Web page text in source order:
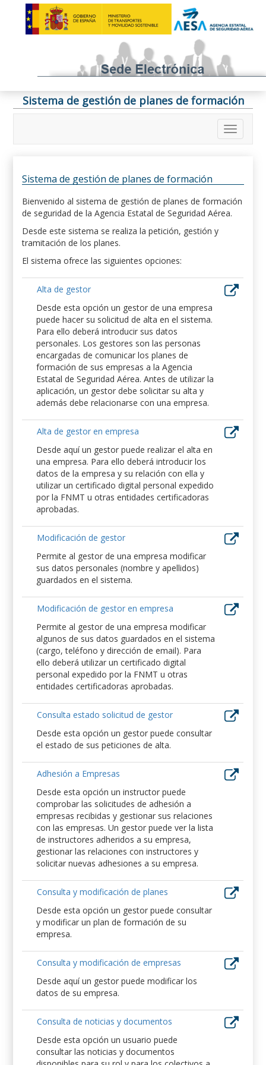
Sistema de gestión de planes de formación
Sistema de gestión de planes de formación
Bienvenido al sistema de gestión de planes de formación
de seguridad de la Agencia Estatal de Seguridad Aérea.
Desde este sistema se realiza la petición, gestión y
tramitación de los planes.
El sistema ofrece las siguientes opciones:
Alta de gestor
Desde esta opción un gestor de una empresa
puede hacer su solicitud de alta en el sistema.
Para ello deberá introducir sus datos
personales. Los gestores son las personas
encargadas de comunicar los planes de
formación de sus empresas a la Agencia
Estatal de Seguridad Aérea. Antes de utilizar la
aplicación, un gestor debe solicitar su alta y
además debe relacionarse con una empresa.
Alta de gestor en empresa
Desde aquí un gestor puede realizar el alta en
una empresa. Para ello deberá introducir los
datos de la empresa y su relación con ella y
utilizar un certificado digital personal expedido
por la FNMT u otras entidades certificadoras
aprobadas.
Modificación de gestor
Permite al gestor de una empresa modificar
sus datos personales (nombre y apellidos)
guardados en el sistema.
Modificación de gestor en empresa
Permite al gestor de una empresa modificar
algunos de sus datos guardados en el sistema
(cargo, teléfono y dirección de email). Para
ello deberá utilizar un certificado digital
personal expedido por la FNMT u otras
entidades certificadoras aprobadas.
Consulta estado solicitud de gestor
Desde esta opción un gestor puede consultar
el estado de sus peticiones de alta.
Adhesión a Empresas
Desde esta opción un instructor puede
comprobar las solicitudes de adhesión a
empresas recibidas y gestionar sus relaciones
con las empresas. Un gestor puede ver la lista
de instructores adheridos a su empresa,
gestionar las relaciones con instructores y
solicitar nuevas adhesiones a su empresa.
Consulta y modificación de planes
Desde esta opción un gestor puede consultar
y modificar un plan de formación de su
empresa.
Consulta y modificación de empresas
Desde aquí un gestor puede modificar los
datos de su empresa.
Consulta de noticias y documentos
Desde esta opción un usuario puede
consultar las noticias y documentos